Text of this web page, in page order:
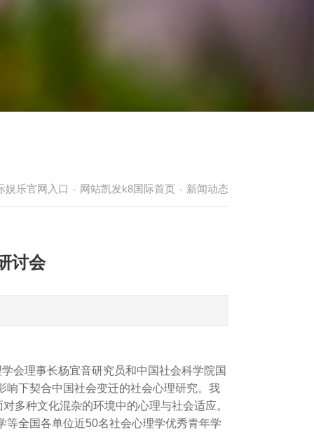
娱乐官网入口 - 网站凯发k8国际首页 - 新闻动态
讨会
会理事长杨宜音研究员和中国社会科学院国
响下契合中国社会变迁的社会心理研究。我
多种文化混杂的环境中的心理与社会适应。
全国各单位近50名社会心理学优秀青年学